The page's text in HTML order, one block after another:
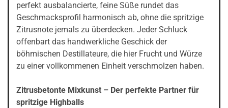
perfekt ausbalancierte, feine Süße rundet das
Geschmacksprofil harmonisch ab, ohne die spritzige
Zitrusnote jemals zu überdecken. Jeder Schluck
offenbart das handwerkliche Geschick der
böhmischen Destillateure, die hier Frucht und Würze
zu einer vollkommenen Einheit verschmolzen haben.
Zitrusbetonte Mixkunst – Der perfekte Partner für
spritzige Highballs